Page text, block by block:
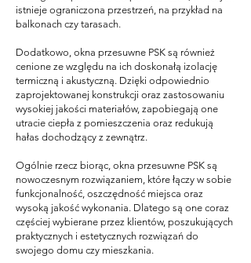
istnieje ograniczona przestrzeń, na przykład na
balkonach czy tarasach.
Dodatkowo, okna przesuwne PSK są również
cenione ze względu na ich doskonałą izolację
termiczną i akustyczną. Dzięki odpowiednio
zaprojektowanej konstrukcji oraz zastosowaniu
wysokiej jakości materiałów, zapobiegają one
utracie ciepła z pomieszczenia oraz redukują
hałas dochodzący z zewnątrz.
Ogólnie rzecz biorąc, okna przesuwne PSK są
nowoczesnym rozwiązaniem, które łączy w sobie
funkcjonalność, oszczędność miejsca oraz
wysoką jakość wykonania. Dlatego są one coraz
częściej wybierane przez klientów, poszukujących
praktycznych i estetycznych rozwiązań do
swojego domu czy mieszkania.